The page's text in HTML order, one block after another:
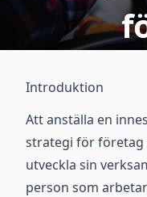
Introduktion
Att anställa en
strategi för företag
utveckla sin
person som